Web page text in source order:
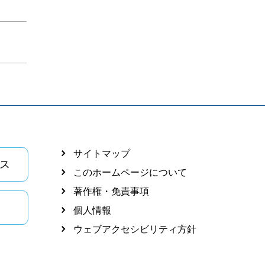
サイトマップ
このホームページについて
著作権・免責事項
個人情報
ウェブアクセシビリティ方針